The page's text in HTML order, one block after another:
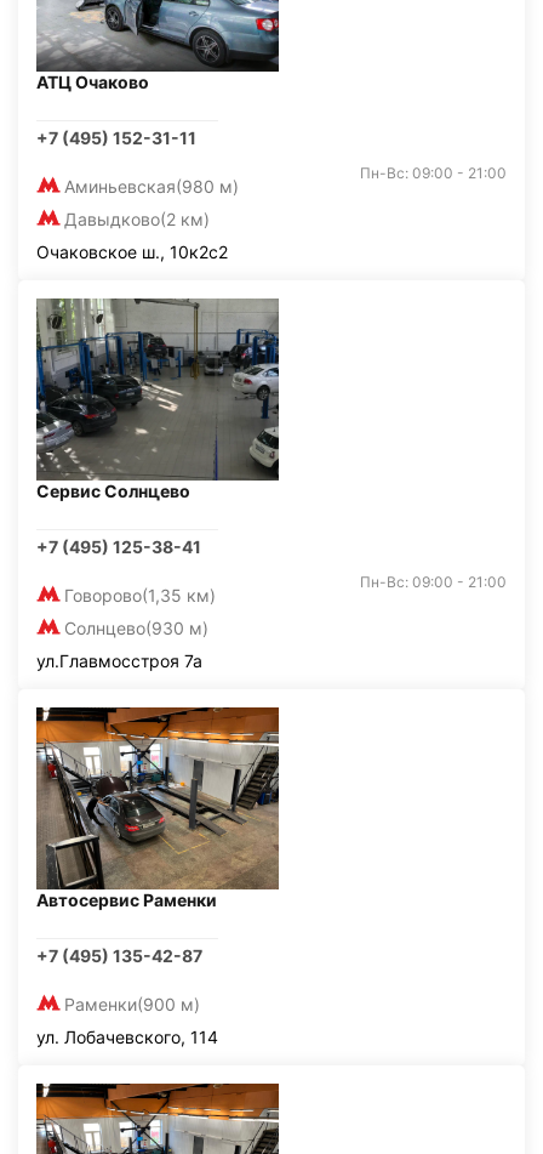
АТЦ Очаково
+7 (495) 152-31-11
Аминьевская(980 м)
Давыдково(2 км)
Пн-Вс: 09:00 - 21:00
Очаковское ш., 10к2с2
Сервис Солнцево
+7 (495) 125-38-41
Говорово(1,35 км)
Солнцево(930 м)
Пн-Вс: 09:00 - 21:00
ул.Главмосстроя 7а
Автосервис Раменки
+7 (495) 135-42-87
Раменки(900 м)
ул. Лобачевского, 114